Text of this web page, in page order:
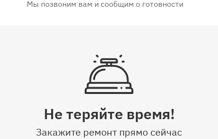
Мы позвоним вам и сообщим о готовности
Не теряйте время!
Закажите ремонт прямо сейчас